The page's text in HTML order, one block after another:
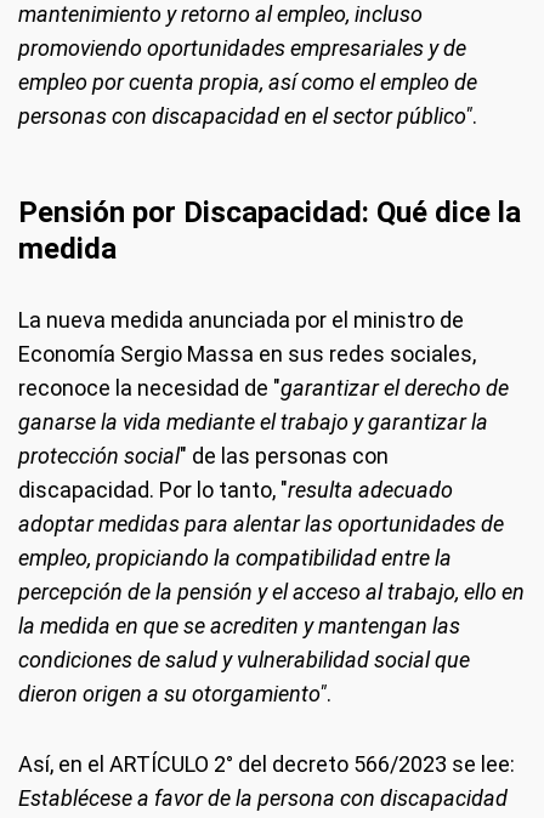
mantenimiento y retorno al empleo, incluso
promoviendo oportunidades empresariales y de
empleo por cuenta propia, así como el empleo de
personas con discapacidad en el sector público".
Pensión por Discapacidad: Qué dice la
medida
La nueva medida anunciada por el ministro de
Economía Sergio Massa en sus redes sociales,
reconoce la necesidad de "garantizar el derecho de
ganarse la vida mediante el trabajo y garantizar la
protección social" de las personas con
discapacidad. Por lo tanto, "resulta adecuado
adoptar medidas para alentar las oportunidades de
empleo, propiciando la compatibilidad entre la
percepción de la pensión y el acceso al trabajo, ello en
la medida en que se acrediten y mantengan las
condiciones de salud y vulnerabilidad social que
dieron origen a su otorgamiento".
Así, en el ARTÍCULO 2° del decreto 566/2023 se lee:
Establécese a favor de la persona con discapacidad